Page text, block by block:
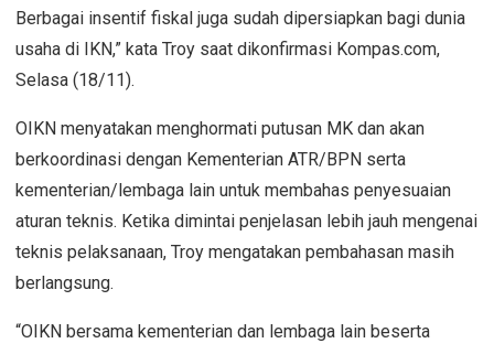
Berbagai insentif fiskal juga sudah dipersiapkan bagi dunia
usaha di IKN,” kata Troy saat dikonfirmasi Kompas.com,
Selasa (18/11).
OIKN menyatakan menghormati putusan MK dan akan
berkoordinasi dengan Kementerian ATR/BPN serta
kementerian/lembaga lain untuk membahas penyesuaian
aturan teknis. Ketika dimintai penjelasan lebih jauh mengenai
teknis pelaksanaan, Troy mengatakan pembahasan masih
berlangsung.
“OIKN bersama kementerian dan lembaga lain beserta